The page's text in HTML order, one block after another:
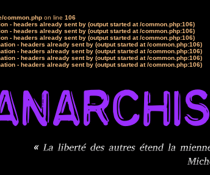
common.php on line 106
- headers already sent by (output started at /common.php:106)
- headers already sent by (output started at /common.php:106)
- headers already sent by (output started at /common.php:106)
- headers already sent by (output started at /common.php:106)
- headers already sent by (output started at /common.php:106)
- headers already sent by (output started at /common.php:106)
- headers already sent by (output started at /common.php:106)